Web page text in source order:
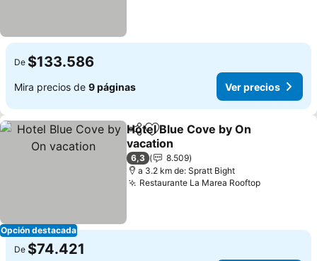
De $133.586
Mira precios de 9 páginas Ver precios
Opción destacada
CompartirAgregar a favoritos
Hotel Blue Cove by On
vacation
Ver precios
6,3
8.509
a 3.2 km de: Spratt Bight
Restaurante La Marea RooftopVer
De $74.421